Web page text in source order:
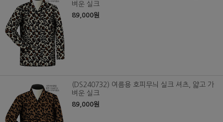
벼운 실크
89,000원
(DS240732) 여름용 호피무늬 실크 셔츠, 얇고 가
벼운 실크
89,000원